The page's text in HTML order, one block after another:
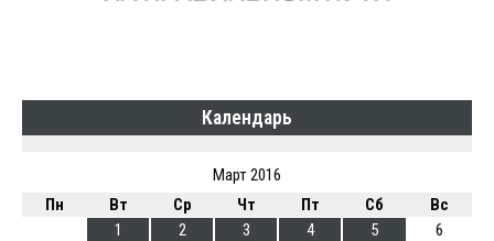
Календарь
Март 2016
Пн
Вт Ср Чт Пт Сб
Вс
1
2 3 4 5
6